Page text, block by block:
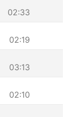
02:33
02:19
03:13
02:10